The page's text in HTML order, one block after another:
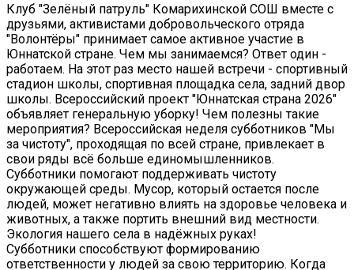
Клуб "Зелёный патруль" Комарихинской СОШ вместе с
друзьями, активистами добровольческого отряда
"Волонтёры" принимает самое активное участие в
Юннатской стране. Чем мы занимаемся? Ответ один -
работаем. На этот раз место нашей встречи - спортивный
стадион школы, спортивная площадка села, задний двор
школы. Всероссийский проект "Юннатская страна 2026"
объявляет генеральную уборку! Чем полезны такие
мероприятия? Всероссийская неделя субботников "Мы
за чистоту", проходящая по всей стране, привлекает в
свои ряды всё больше единомышленников.
Субботники помогают поддерживать чистоту
окружающей среды. Мусор, который остается после
людей, может негативно влиять на здоровье человека и
животных, а также портить внешний вид местности.
Экология нашего села в надёжных руках!
Субботники способствуют формированию
ответственности у людей за свою территорию. Когда